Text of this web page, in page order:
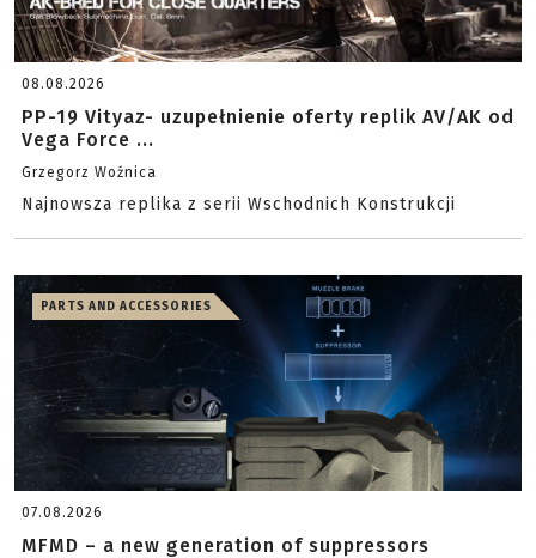
08.08.2026
PP-19 Vityaz- uzupełnienie oferty replik AV/AK od
Vega Force ...
Grzegorz Woźnica
Najnowsza replika z serii Wschodnich Konstrukcji
PARTS AND ACCESSORIES
07.08.2026
MFMD – a new generation of suppressors